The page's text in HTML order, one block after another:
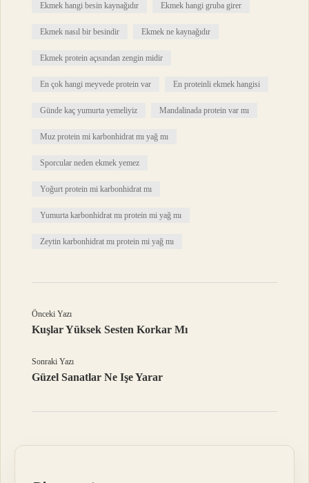
Ekmek hangi besin kaynağıdır Ekmek hangi gruba girer
Ekmek nasıl bir besindir Ekmek ne kaynağıdır
Ekmek protein açısından zengin midir
En çok hangi meyvede protein var En proteinli ekmek hangisi
Günde kaç yumurta yemeliyiz Mandalinada protein var mı
Muz protein mi karbonhidrat mı yağ mı
Sporcular neden ekmek yemez
Yoğurt protein mi karbonhidrat mı
Yumurta karbonhidrat mı protein mi yağ mı
Zeytin karbonhidrat mı protein mi yağ mı
Önceki Yazı
Kuşlar Yüksek Sesten Korkar Mı
Sonraki Yazı
Güzel Sanatlar Ne Işe Yarar